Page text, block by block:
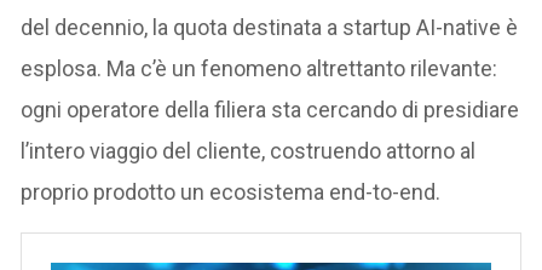
del decennio, la quota destinata a startup AI-native è
esplosa. Ma c’è un fenomeno altrettanto rilevante:
ogni operatore della filiera sta cercando di presidiare
l’intero viaggio del cliente, costruendo attorno al
proprio prodotto un ecosistema end-to-end.